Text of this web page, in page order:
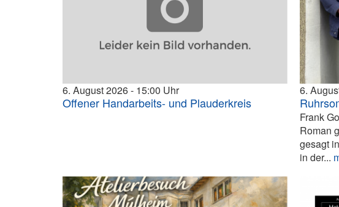
6. August 2026 15:00
Offener Handarbeits- und Plauderkreis
6.
Frank
Roman
gesagt
in der...